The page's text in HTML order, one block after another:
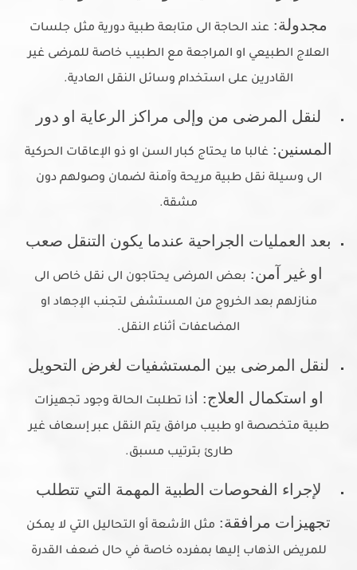
مجدولة: عند الحاجة الى متابعة طبية دورية مثل جلسات
العلاج الطبيعي او المراجعة مع الطبيب خاصة للمرضى غير
القادرين على استخدام وسائل النقل العادية.
لنقل المرضى من وإلى مراكز الرعاية او دور
المسنين: غالبا ما يحتاج كبار السن او ذو الإعاقات الحركية
الى وسيلة نقل طبية مريحة وآمنة لضمان وصولهم دون
مشقة.
بعد العمليات الجراحية عندما يكون التنقل صعب
او غير آمن: بعض المرضى يحتاجون الى نقل خاص الى
منازلهم بعد الخروج من المستشفى لتجنب الإجهاد او
المضاعفات أثناء النقل.
لنقل المرضى بين المستشفيات لغرض التحويل
او استكمال العلاج: اذا تطلبت الحالة وجود تجهيزات
طبية متخصصة او طبيب مرافق يتم النقل عبر إسعاف غير
طارئ بترتيب مسبق.
لإجراء الفحوصات الطبية المهمة التي تتطلب
تجهيزات مرافقة: مثل الأشعة أو التحاليل التي لا يمكن
للمريض الذهاب إليها بمفرده خاصة في حال ضعف القدرة